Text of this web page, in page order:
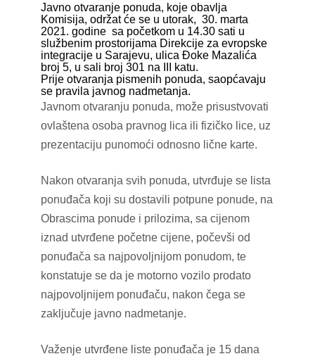
Javno otvaranje ponuda, koje obavlja
Komisija, održat će se u utorak, 30. marta
2021. godine sa početkom u 14.30 sati u
službenim prostorijama Direkcije za evropske
integracije u Sarajevu, ulica Đoke Mazalića
broj 5, u sali broj 301 na III katu.
Prije otvaranja pismenih ponuda, saopćavaju
se pravila javnog nadmetanja.
Javnom otvaranju ponuda, može prisustvovati
ovlaštena osoba pravnog lica ili fizičko lice, uz
prezentaciju punomoći odnosno lične karte.
Nakon otvaranja svih ponuda, utvrđuje se lista
ponuđača koji su dostavili potpune ponude, na
Obrascima ponude i prilozima, sa cijenom
iznad utvrđene početne cijene, počevši od
ponuđača sa najpovoljnijom ponudom, te
konstatuje se da je motorno vozilo prodato
najpovoljnijem ponuđaču, nakon čega se
zaključuje javno nadmetanje.
Važenje utvrđene liste ponuđača je 15 dana